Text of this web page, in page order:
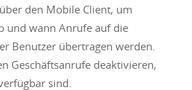
den Mobile Client, um
und wann Anrufe auf die
Benutzer übertragen werden.
Geschäftsanrufe deaktivieren,
sind.